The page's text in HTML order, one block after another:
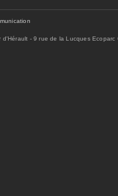
d'Hérault - 9 rue de la Lucques